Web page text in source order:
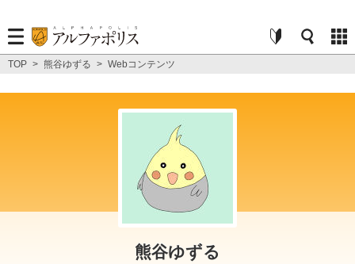
TOP > 熊谷ゆずる > Webコンテンツ
熊谷ゆずる